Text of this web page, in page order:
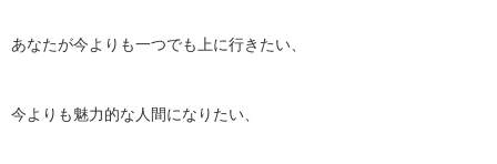
あなたが今よりも一つでも上に行きたい、
今よりも魅力的な人間になりたい、